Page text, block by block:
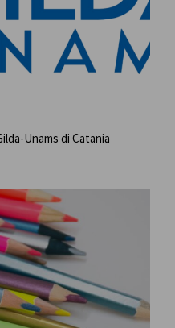
Unams di Catania